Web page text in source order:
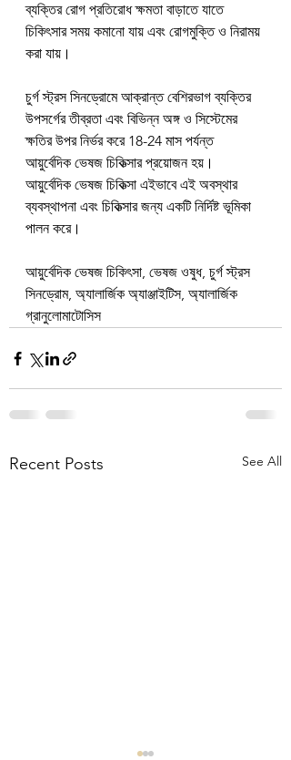
ব্যক্তির রোগ প্রতিরোধ ক্ষমতা বাড়াতে যাতে
চিকিৎসার সময় কমানো যায় এবং রোগমুক্তি ও নিরাময়
করা যায়।
চুর্গ স্ট্রস সিনড্রোমে আক্রান্ত বেশিরভাগ ব্যক্তির
উপসর্গের তীব্রতা এবং বিভিন্ন অঙ্গ ও সিস্টেমের
ক্ষতির উপর নির্ভর করে 18-24 মাস পর্যন্ত
আয়ুর্বেদিক ভেষজ চিকিত্সার প্রয়োজন হয়।
আয়ুর্বেদিক ভেষজ চিকিত্সা এইভাবে এই অবস্থার
ব্যবস্থাপনা এবং চিকিত্সার জন্য একটি নির্দিষ্ট ভূমিকা
পালন করে।
আয়ুর্বেদিক ভেষজ চিকিৎসা, ভেষজ ওষুধ, চুর্গ স্ট্রস
সিনড্রোম, অ্যালার্জিক অ্যাঞ্জাইটিস, অ্যালার্জিক
গ্রানুলোমাটোসিস
Recent Posts See All